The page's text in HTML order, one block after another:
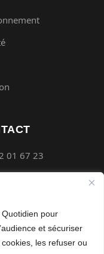
pour
et sécuriser
les refuser ou
01 67 23
une Pub
partenaire